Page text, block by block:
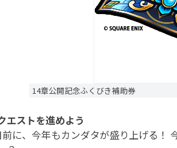
14章公開記念ふくびき補助券
エストを進めよう
に、今年もカンダタが盛り上げる！